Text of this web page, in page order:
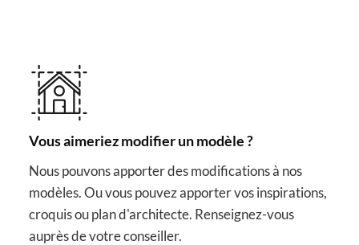
Vous aimeriez modifier un modèle ?
Nous pouvons apporter des modifications à nos
modèles. Ou vous pouvez apporter vos inspirations,
croquis ou plan d'architecte. Renseignez-vous
auprès de votre conseiller.